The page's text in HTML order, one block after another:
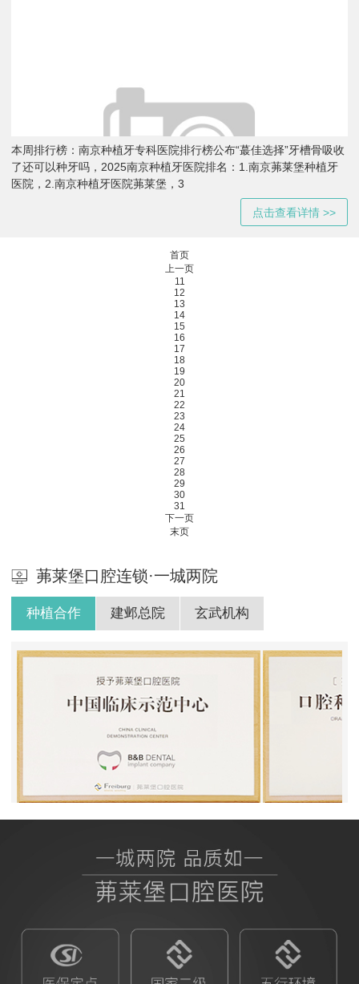
本周排行榜：南京种植牙专科医院排行榜公布“蕞佳选择”牙槽骨吸收
了还可以种牙吗，2025南京种植牙医院排名：1.南京茀莱堡种植牙
医院，2.南京种植牙医院茀莱堡，3
点击查看详情 >>
首页
上一页
11
12
13
14
15
16
17
18
19
20
21
22
23
24
25
26
27
28
29
30
31
下一页
末页
茀莱堡口腔连锁·一城两院
种植合作 建邺总院 玄武机构
BB授权茀莱堡口腔医院 ITI授